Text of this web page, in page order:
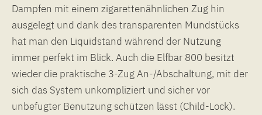
Dampfen mit einem zigarettenähnlichen Zug hin
ausgelegt und dank des transparenten Mundstücks
hat man den Liquidstand während der Nutzung
immer perfekt im Blick. Auch die Elfbar 800 besitzt
wieder die praktische 3-Zug An-/Abschaltung, mit der
sich das System unkompliziert und sicher vor
unbefugter Benutzung schützen lässt (Child-Lock).